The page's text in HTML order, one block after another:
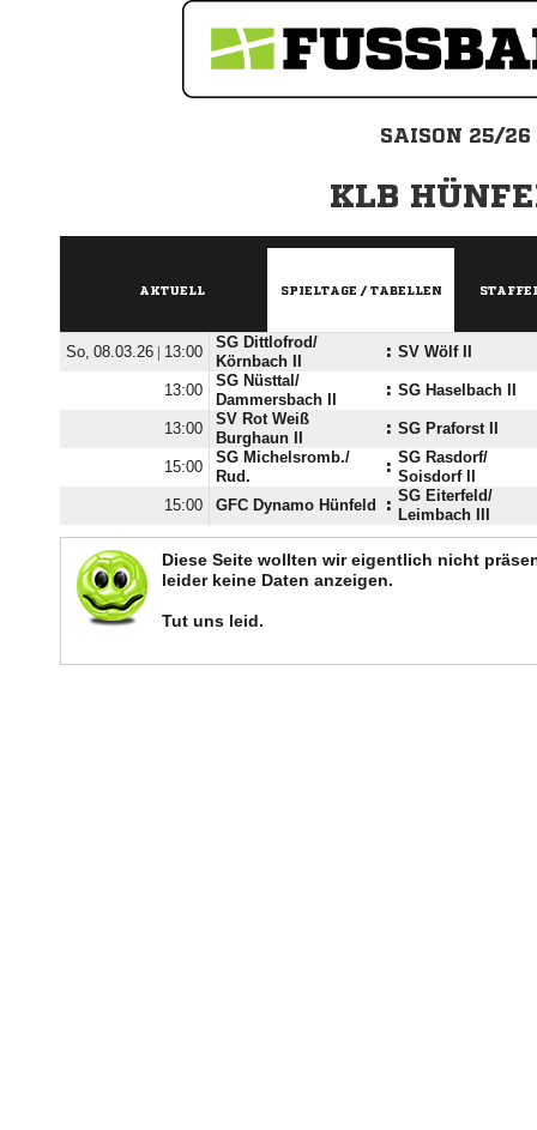
SAISON 25/26
KLB
AKTUELL SPIELTAGE / TABELLEN
  | 
SG Dittlofrod/​
Körnbach II
: SV Wölf II

SG Nüsttal/​
Dammersbach II
: SG Haselbach II

SV Rot Weiß
Burghaun II
: SG Praforst II

SG Michelsromb./​
Rud.
:
SG Rasdorf/​
Soisdorf II

GFC Dynamo Hünfeld :
SG Eiterfeld/​
Leimbach III
Diese Seite wollten wir eigentlich nicht
leider keine Daten anzeigen.
Tut uns leid.